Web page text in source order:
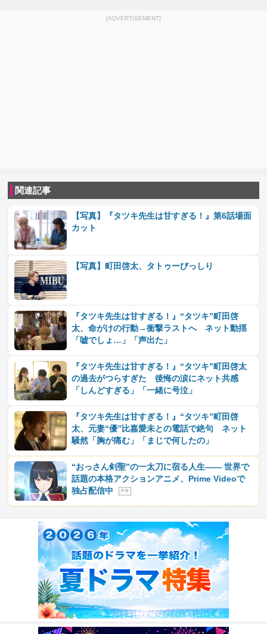
[ADVERTISEMENT]
関連記事
【写真】『タツキ先生は甘すぎる！』第6話場面
カット
【写真】町田啓太、タトゥーびっしり
『タツキ先生は甘すぎる！』“タツキ”町田啓
太、命がけの行動→衝撃ラストへ ネット動揺
「嘘でしょ…」「声出た」
『タツキ先生は甘すぎる！』“タツキ”町田啓太
の過去がつらすぎた 後悔の涙にネット共感
「しんどすぎる」「一緒に号泣」
『タツキ先生は甘すぎる！』“タツキ”町田啓
太、元妻“優”比嘉愛未との電話で絶句 ネット
騒然「胸が痛む」「まじで何したの」
“おっさん剣聖”の一太刀に宿る人生―― 世界で
話題の本格アクションアニメ、Prime Videoで
独占配信中
P R